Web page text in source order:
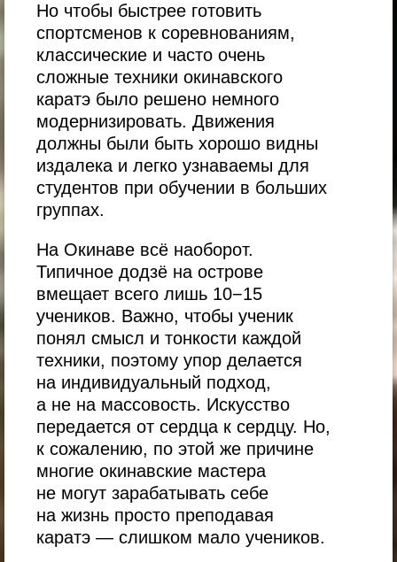
Но чтобы быстрее готовить
спортсменов к соревнованиям,
классические и часто очень
сложные техники окинавского
каратэ было решено немного
модернизировать. Движения
должны были быть хорошо видны
издалека и легко узнаваемы для
студентов при обучении в больших
группах.
На Окинаве всё наоборот.
Типичное додзё на острове
вмещает всего лишь 10−15
учеников. Важно, чтобы ученик
понял смысл и тонкости каждой
техники, поэтому упор делается
на индивидуальный подход,
а не на массовость. Искусство
передается от сердца к сердцу. Но,
к сожалению, по этой же причине
многие окинавские мастера
не могут зарабатывать себе
на жизнь просто преподавая
каратэ — слишком мало учеников.